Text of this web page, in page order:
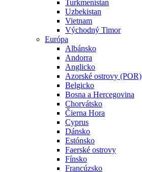
Turkmenistan
Uzbekistan
Vietnam
Východný Timor
Európa
Albánsko
Andorra
Anglicko
Azorské ostrovy (POR)
Belgicko
Bosna a Hercegovina
Chorvátsko
Čierna Hora
Cyprus
Dánsko
Estónsko
Faerské ostrovy
Fínsko
Francúzsko